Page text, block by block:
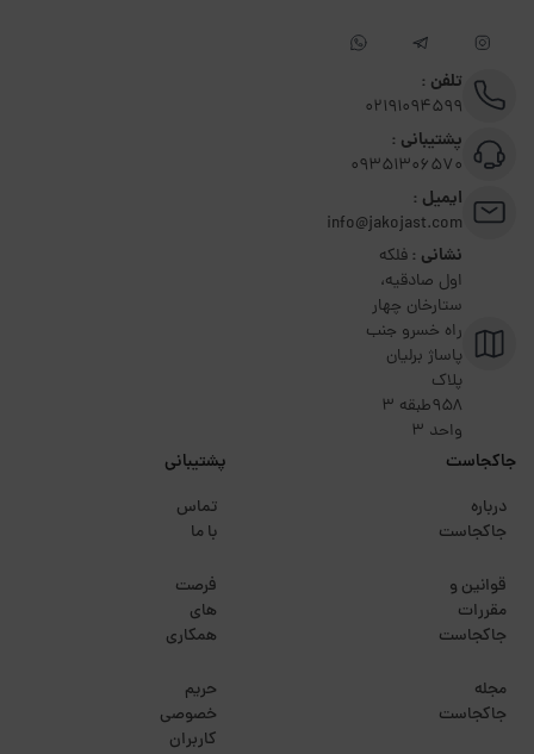
تلفن :
02191094599
پشتیبانی :
09351306570
ایمیل :
info@jakojast.com
نشانی :فلکه
اول صادقیه،
ستارخان چهار
راه خسرو جنب
پاساژ برلیان
پلاک
۹۵۸طبقه 3
واحد 3
جاکجاست
درباره
جاکجاست
قوانین و
مقررات
جاکجاست
مجله
جاکجاست
پشتیبانی
تماس
با ما
فرصت
های
همکاری
حریم
خصوصی
کاربران